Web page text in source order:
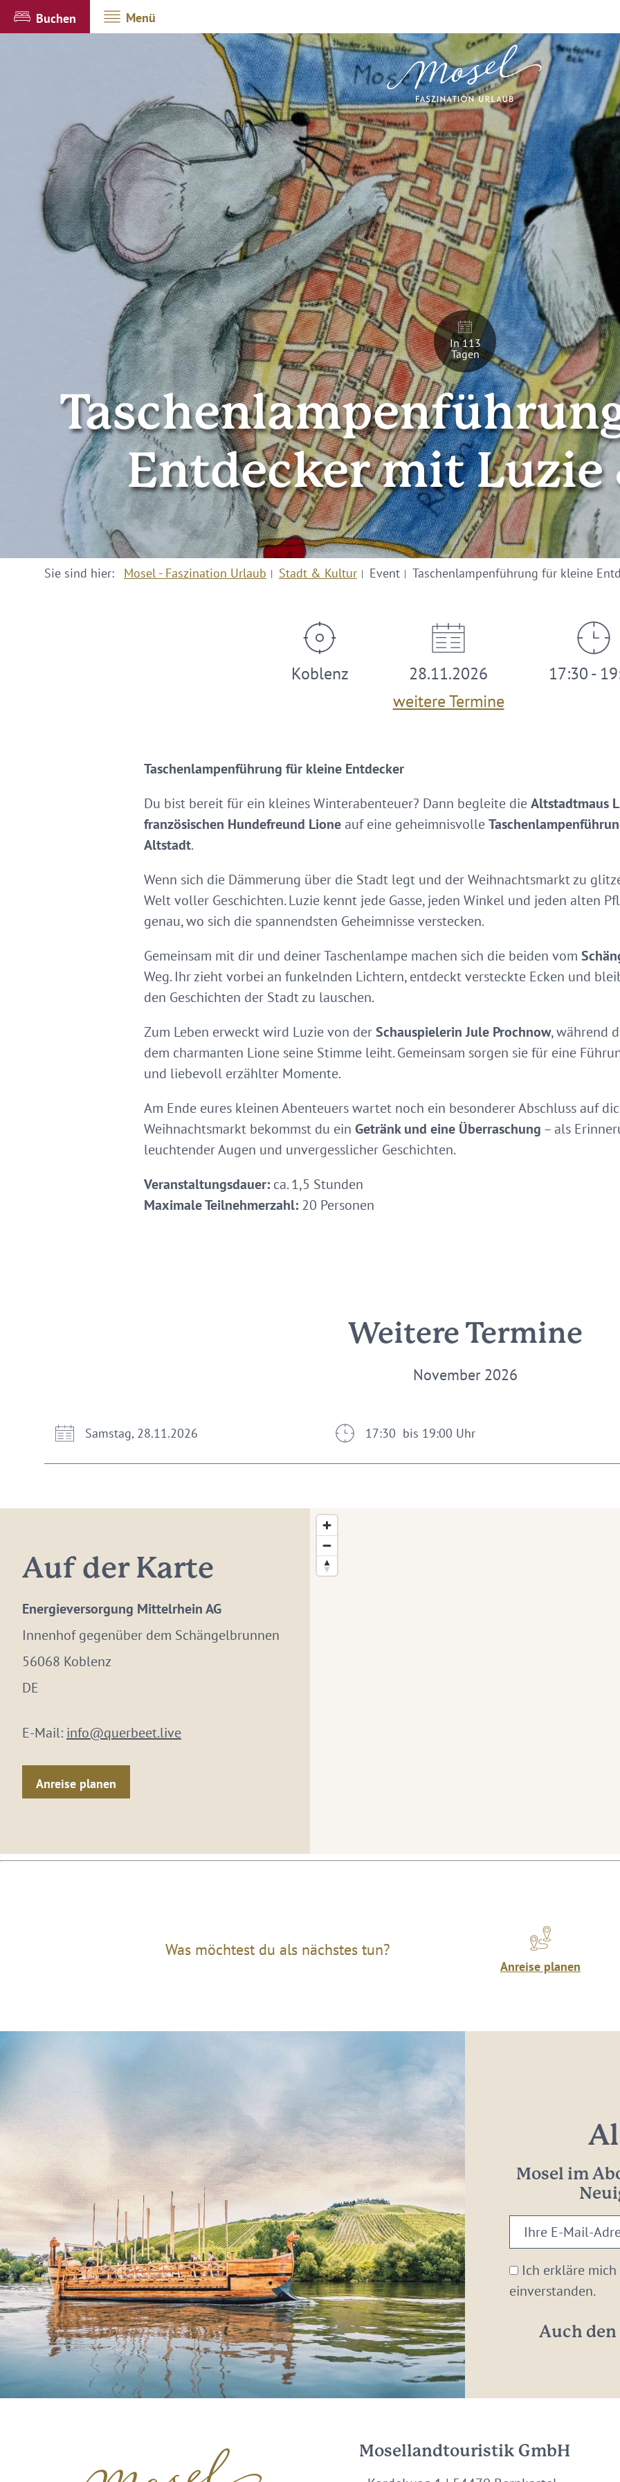
Buchen Menü
In 113
Tagen
Entdecker mit Luzie
Sie sind hier: Mosel - Faszination Urlaub Stadt & Kultur Event Taschenlampenführung für kleine
Koblenz
28.11.2026
weitere Termine
17:30 -
Taschenlampenführung für kleine Entdecker
Du bist bereit für ein kleines Winterabenteuer? Dann begleite dieAltstadtmaus
französischen Hundefreund Lioneauf eine geheimnisvolle
Altstadt.
Wenn sich die Dämmerung über die Stadt legt und der Weihnachtsmarkt zu
Welt voller Geschichten. Luzie kennt jede Gasse, jeden Winkel und jeden alten
genau, wo sich die spannendsten Geheimnisse verstecken.
Gemeinsam mit dir und deiner Taschenlampe machen sich die beiden vom
Weg. Ihr zieht vorbei an funkelnden Lichtern, entdeckt versteckte Ecken und
den Geschichten der Stadt zu lauschen.
Zum Leben erweckt wird Luzie von derSchauspielerin Jule Prochnow, während
dem charmanten Lione seine Stimme leiht. Gemeinsam sorgen sie für eine
und liebevoll erzählter Momente.
Am Ende eures kleinen Abenteuers wartet noch ein besonderer Abschluss auf
Weihnachtsmarkt bekommst du ein Getränk und eine Überraschung – als
leuchtender Augen und unvergesslicher Geschichten.
Veranstaltungsdauer: ca. 1,5 Stunden
Maximale Teilnehmerzahl: 20 Personen
Weitere Termine
November 2026
Samstag, 28.11.2026 17:30 bis 19:00 Uhr
Auf der Karte
Energieversorgung Mittelrhein AG
Innenhof gegenüber dem Schängelbrunnen
56068 Koblenz
DE
E-Mail: info@querbeet.live
Anreise planen
Was möchtest du als nächstes tun?
Anreise planen
Mosel im
Ihre
E-
Mail-
Adresse:
Ich erkläre
einverstanden.
Auch den
Mosellandtouristik GmbH